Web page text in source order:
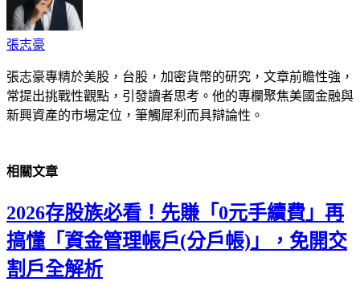
張志豪
張志豪專精於美股，台股，加密貨幣的研究，文章前瞻性強，
常提出挑戰性觀點，引發讀者思考。他的專欄聚焦美國金融與
新興資產的市場定位，筆觸犀利而具辯論性。
相關文章
2026存股族必看！先賺「0元手續費」再
搞懂「資金管理帳戶(分戶帳)」，免開交
割戶全解析